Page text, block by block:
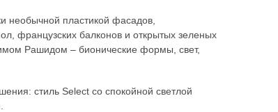
необычной пластикой фасадов,
французских балконов и открытых зеленых
Рашидом – бионические формы, свет,
стиль Select со спокойной светлой